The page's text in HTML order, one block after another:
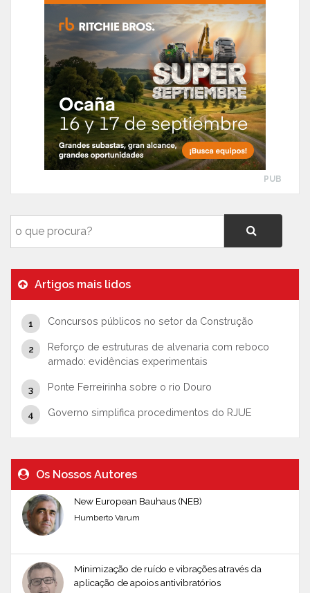
PUB
Artigos mais lidos
Concursos públicos no setor da Construção
Reforço de estruturas de alvenaria com reboco
armado: evidências experimentais
Ponte Ferreirinha sobre o rio Douro
Governo simplifica procedimentos do RJUE
Os Nossos Autores
New European Bauhaus (NEB)
Humberto Varum
Minimização de ruído e vibrações através da
aplicação de apoios antivibratórios